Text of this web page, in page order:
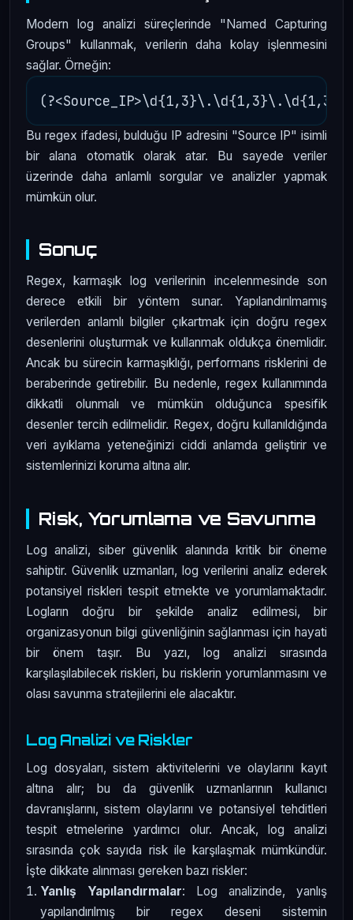
Modern log analizi süreçlerinde "Named Capturing
Groups" kullanmak, verilerin daha kolay işlenmesini
sağlar. Örneğin:
Bu regex ifadesi, bulduğu IP adresini "Source IP" isimli
bir alana otomatik olarak atar. Bu sayede veriler
üzerinde daha anlamlı sorgular ve analizler yapmak
mümkün olur.
Sonuç
Regex, karmaşık log verilerinin incelenmesinde son
derece etkili bir yöntem sunar. Yapılandırılmamış
verilerden anlamlı bilgiler çıkartmak için doğru regex
desenlerini oluşturmak ve kullanmak oldukça önemlidir.
Ancak bu sürecin karmaşıklığı, performans risklerini de
beraberinde getirebilir. Bu nedenle, regex kullanımında
dikkatli olunmalı ve mümkün olduğunca spesifik
desenler tercih edilmelidir. Regex, doğru kullanıldığında
veri ayıklama yeteneğinizi ciddi anlamda geliştirir ve
sistemlerinizi koruma altına alır.
Risk, Yorumlama ve Savunma
Log analizi, siber güvenlik alanında kritik bir öneme
sahiptir. Güvenlik uzmanları, log verilerini analiz ederek
potansiyel riskleri tespit etmekte ve yorumlamaktadır.
Logların doğru bir şekilde analiz edilmesi, bir
organizasyonun bilgi güvenliğinin sağlanması için hayati
bir önem taşır. Bu yazı, log analizi sırasında
karşılaşılabilecek riskleri, bu risklerin yorumlanmasını ve
olası savunma stratejilerini ele alacaktır.
Log Analizi ve Riskler
Log dosyaları, sistem aktivitelerini ve olaylarını kayıt
altına alır; bu da güvenlik uzmanlarının kullanıcı
davranışlarını, sistem olaylarını ve potansiyel tehditleri
tespit etmelerine yardımcı olur. Ancak, log analizi
sırasında çok sayıda risk ile karşılaşmak mümkündür.
İşte dikkate alınması gereken bazı riskler:
Yanlış Yapılandırmalar: Log analizinde, yanlış
yapılandırılmış bir regex deseni sistemin